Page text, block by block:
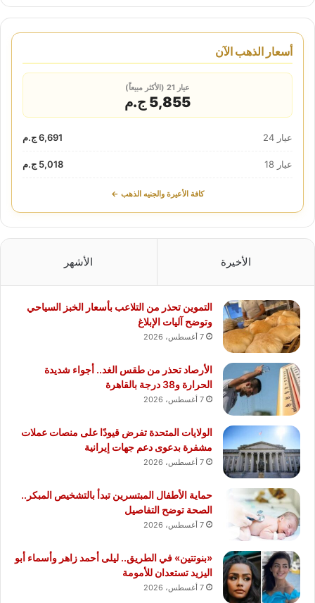
أسعار الذهب الآن
عيار 21 (الأكثر مبيعاً)
5,855 ج.م
عيار 24 6,691 ج.م
عيار 18 5,018 ج.م
كافة الأعيرة والجنيه الذهب ←
الأخيرة الأشهر
التموين تحذر من التلاعب بأسعار الخبز السياحي
وتوضح آليات الإبلاغ
7 أغسطس، 2026
الأرصاد تحذر من طقس الغد.. أجواء شديدة
الحرارة و38 درجة بالقاهرة
7 أغسطس، 2026
الولايات المتحدة تفرض قيودًا على منصات عملات
مشفرة بدعوى دعم جهات إيرانية
7 أغسطس، 2026
حماية الأطفال المبتسرين تبدأ بالتشخيص المبكر..
الصحة توضح التفاصيل
7 أغسطس، 2026
«بنوتتين» في الطريق.. ليلى أحمد زاهر وأسماء أبو
اليزيد تستعدان للأمومة
7 أغسطس، 2026